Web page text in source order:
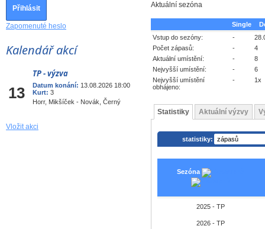
Zapomenuté heslo
Kalendář akcí
13
TP - výzva
Datum konání: 13.08.2026 18:00
Kurt: 3
Horr, Mikšíček - Novák, Černý
Vložit akci
Aktuální sezóna
Single
Vstup do sezóny:
-
Počet zápasů:
-
4
Aktuální umístění:
-
8
Nejvyšší umístění:
-
6
Nejvyšší umístění
obhájeno:
- 1x
Statistiky Aktuální výzvy
statistiky:
Sezóna
2025 - TP
2026 - TP